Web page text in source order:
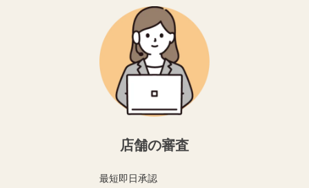
店舗の審査
最短即日承認